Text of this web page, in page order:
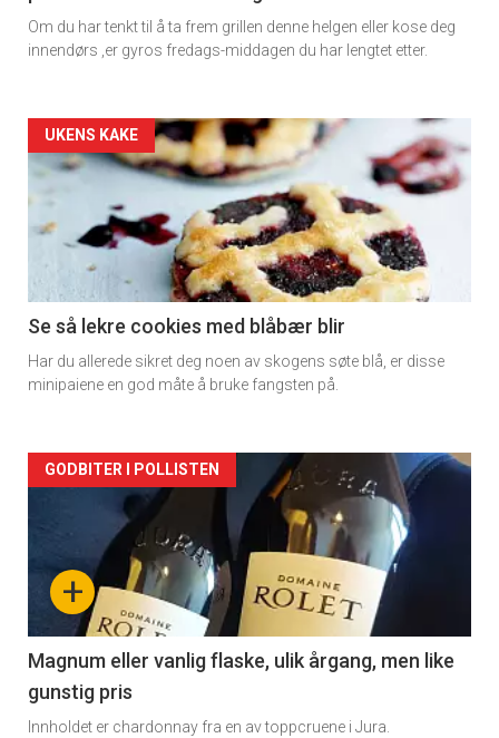
Om du har tenkt til å ta frem grillen denne helgen eller kose deg
innendørs ,er gyros fredags-middagen du har lengtet etter.
Forsiden
akkurat
nå
2
UKENS KAKE
Se så lekre cookies med blåbær blir
Har du allerede sikret deg noen av skogens søte blå, er disse
minipaiene en god måte å bruke fangsten på.
Forsiden
akkurat
nå
3
+
GODBITER I POLLISTEN
Magnum eller vanlig flaske, ulik årgang, men like
gunstig pris
Innholdet er chardonnay fra en av toppcruene i Jura.